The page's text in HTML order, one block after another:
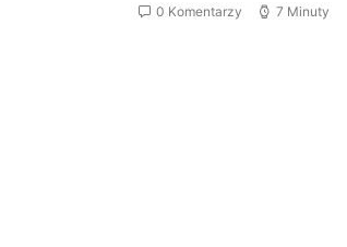
0 Komentarzy 7 Minuty